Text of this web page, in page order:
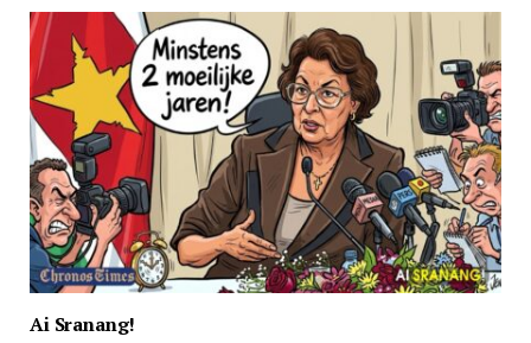
Ai Sranang!